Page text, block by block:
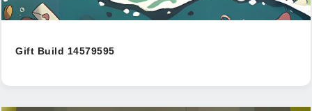
Gift Build 14579595